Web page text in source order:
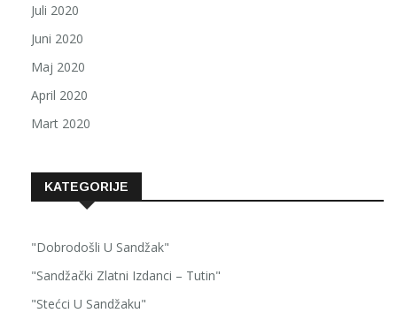
Juli 2020
Juni 2020
Maj 2020
April 2020
Mart 2020
KATEGORIJE
"Dobrodošli U Sandžak"
"Sandžački Zlatni Izdanci – Tutin"
"Stećci U Sandžaku"